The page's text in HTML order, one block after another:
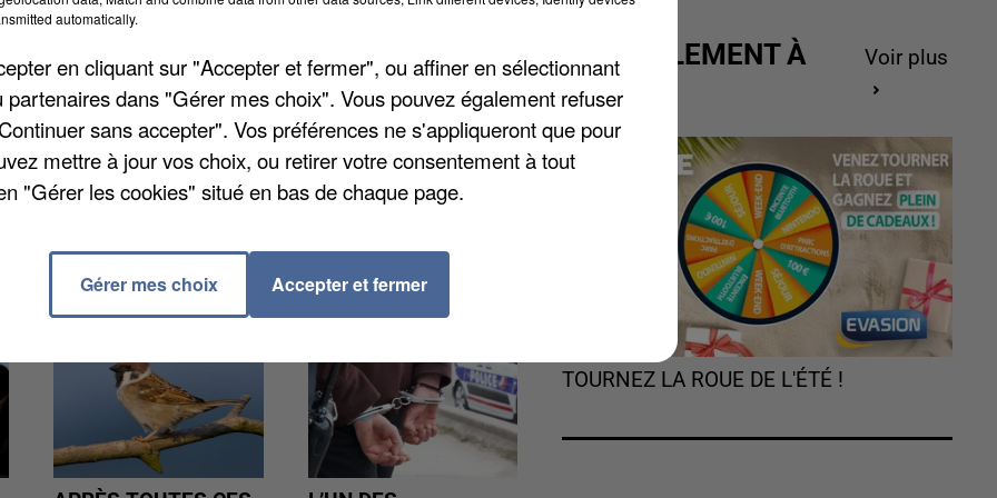
impôts des particuliers. Elles auront lieu lundi 9 et
commune, située passage Au Fil de l'eau. Un agent
vous au 09 64 22 75 72. Sachez que la date limite
papier le 19 mai.
ACTUELLEMENT À
GAGNER
Voir plus
TOURNEZ LA ROUE DE L'ÉTÉ !
automatically.
en cliquant sur "Accepter et fermer", ou affiner en sélectionnant
partenaires dans "Gérer mes choix". Vous pouvez également refuser
sans accepter". Vos préférences ne s'appliqueront que pour
mettre à jour vos choix, ou retirer votre consentement à tout
"Gérer les cookies" situé en bas de chaque page.
Gérer mes choix Accepter et fermer